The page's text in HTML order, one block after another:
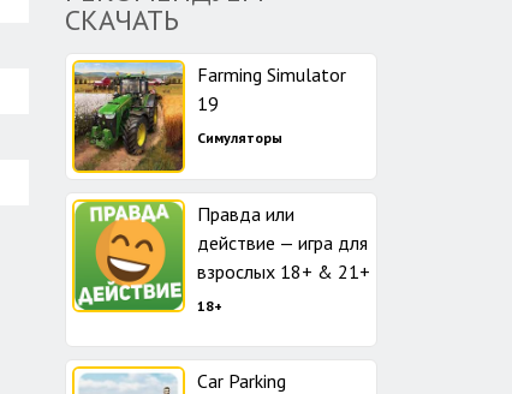
СКАЧАТЬ
Farming Simulator
19
Симуляторы
Правда или
действие — игра для
взрослых 18+ & 21+
18+
Car Parking